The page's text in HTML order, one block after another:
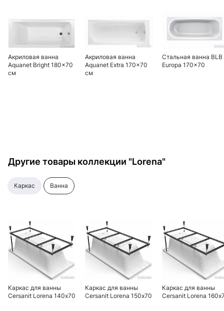
Акриловая ванна
Aquanet Bright 180x70
см
Акриловая ванна
Aquanet Extra 170x70
см
Стальная ванна BLB
Europa 170x70
Другие товары коллекции "Lorena"
каркас ванна
Каркас для ванны
Cersanit Lorena 140х70
Каркас для ванны
Cersanit Lorena 150х70
Каркас для ванны
Cersanit Lorena